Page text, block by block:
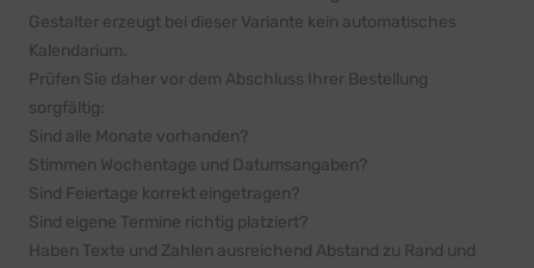
Gestalter erzeugt bei dieser Variante kein automatisches
Kalendarium.
Prüfen Sie daher vor dem Abschluss Ihrer Bestellung
sorgfältig:
Sind alle Monate vorhanden?
Stimmen Wochentage und Datumsangaben?
Sind Feiertage korrekt eingetragen?
Sind eigene Termine richtig platziert?
Haben Texte und Zahlen ausreichend Abstand zu Rand und